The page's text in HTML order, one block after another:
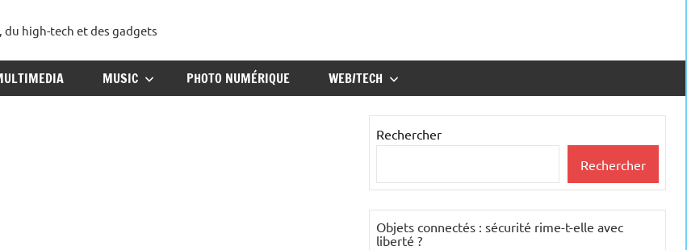
high-tech et des gadgets
MUSIC PHOTO NUMÉRIQUE WEB/TECH
Rechercher
Rechercher
Objets connectés : sécurité rime-t-elle avec
liberté ?